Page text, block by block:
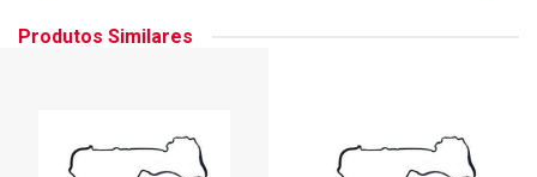
Produtos Similares